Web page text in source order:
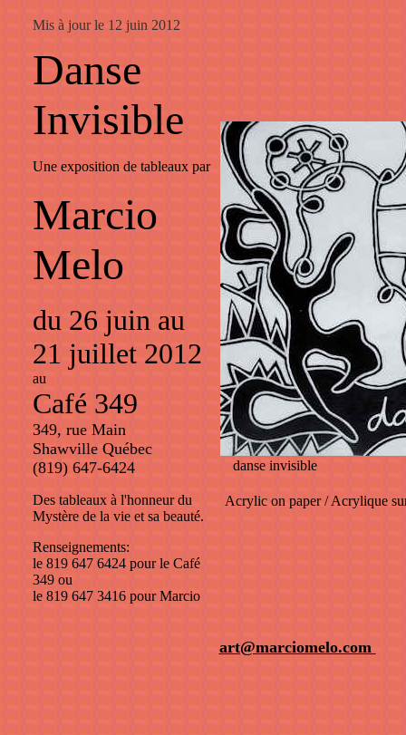
Mis à jour le 12 juin 2012
Danse
Invisible
Une exposition de tableaux par
Marcio
Melo
du 26 juin au
21 juillet 2012
au
Café 349
349, rue Main
Shawville Québec
(819) 647-6424
Des tableaux à l'honneur du
Mystère de la vie et sa beauté.
Renseignements:
le 819 647 6424 pour le Café
349 ou
le 819 647 3416 pour Marcio
danse invisible
Acrylic on paper / Acrylique
art@marciomelo.com